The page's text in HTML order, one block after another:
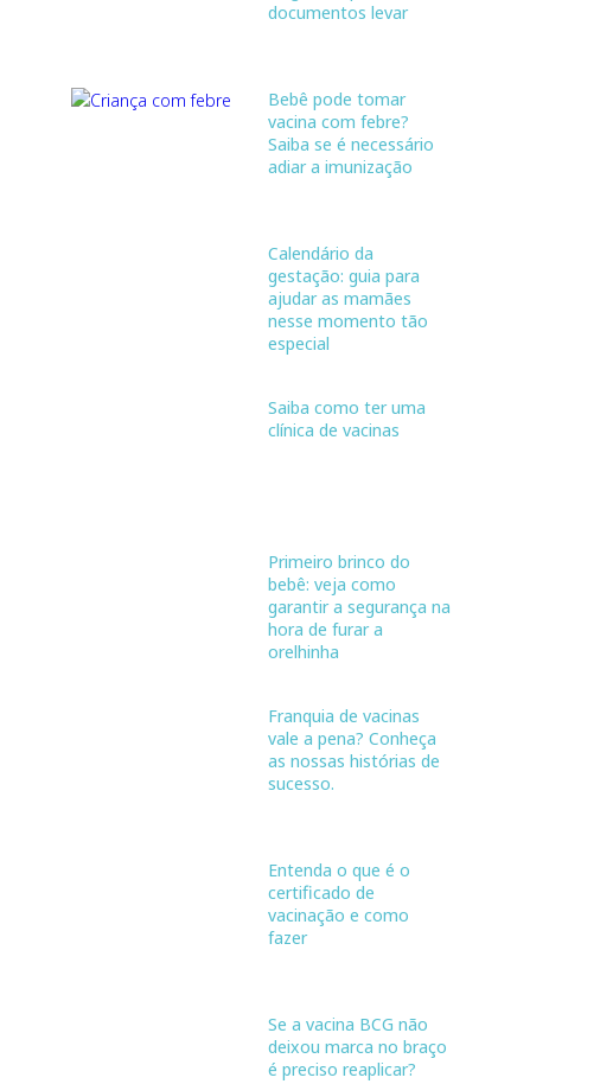
documentos levar
Bebê pode tomar
vacina com febre?
Saiba se é necessário
adiar a imunização
Calendário da
gestação: guia para
ajudar as mamães
nesse momento tão
especial
Saiba como ter uma
clínica de vacinas
Primeiro brinco do
bebê: veja como
garantir a segurança na
hora de furar a
orelhinha
Franquia de vacinas
vale a pena? Conheça
as nossas histórias de
sucesso.
Entenda o que é o
certificado de
vacinação e como
fazer
Se a vacina BCG não
deixou marca no braço
é preciso reaplicar?